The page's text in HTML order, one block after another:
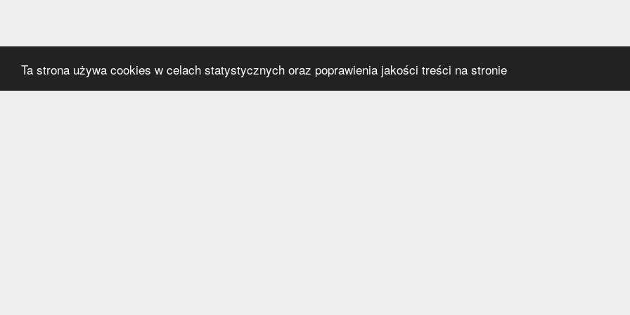
Ta strona używa cookies w celach statystycznych oraz poprawienia jakości treści na stronie